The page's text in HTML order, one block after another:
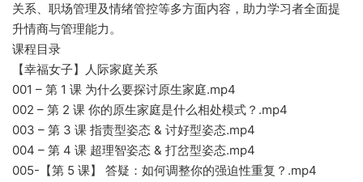
关系、职场管理及情绪管控等多方面内容，助力学习者全面提
升情商与管理能力。
课程目录
【幸福女子】人际家庭关系
001 – 第 1 课 为什么要探讨原生家庭.mp4
002 – 第 2 课 你的原生家庭是什么相处模式？.mp4
003 – 第 3 课 指责型姿态 & 讨好型姿态.mp4
004 – 第 4 课 超理智姿态 & 打岔型姿态.mp4
005-【第 5 课】 答疑：如何调整你的强迫性重复？.mp4